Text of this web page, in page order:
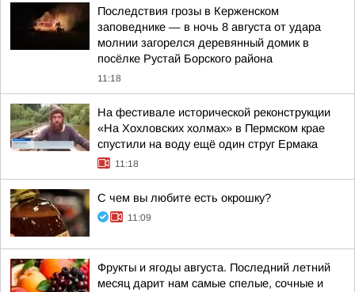
Последствия грозы в Керженском
заповеднике — в ночь 8 августа от удара
молнии загорелся деревянный домик в
посёлке Рустай Борского района
11:18
На фестивале исторической реконструкции
«На Хохловских холмах» в Пермском крае
спустили на воду ещё один струг Ермака
11:18
С чем вы любите есть окрошку?
11:09
Фрукты и ягоды августа. Последний летний
месяц дарит нам самые спелые, сочные и